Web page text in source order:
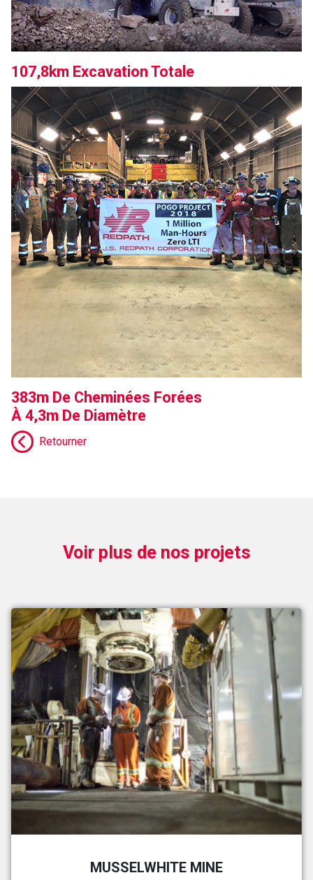
107,8km Excavation Totale
383m De Cheminées Forées
À 4,3m De Diamètre
Retourner
Voir plus de nos projets
MUSSELWHITE MINE